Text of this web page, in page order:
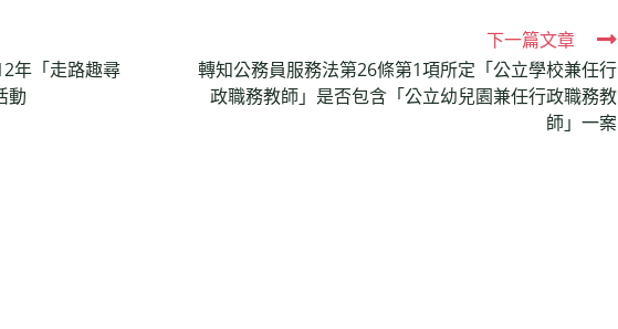
年「走路趣尋
動
下一篇文章
轉知公務員服務法第26條第1項所定「公立學校兼任行
政職務教師」是否包含「公立幼兒園兼任行政職務教
師」一案